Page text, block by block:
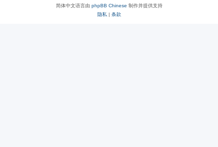
简体中文语言由 phpBB Chinese 制作并提供支持
隐私 | 条款